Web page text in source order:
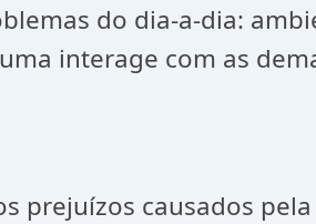
do dia-a-dia:
interage com as
prejuízos causados